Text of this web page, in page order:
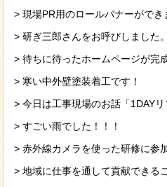
> 現場PR用のロールバナーができ
> 研ぎ三郎さんをお呼びしました。
> 待ちに待ったホームページが完
> 寒い中外壁塗装着工です！
> 今日は工事現場のお話「1DAYリ
> すごい雨でした！！！
> 赤外線カメラを使った研修に参
> 地域に仕事を通して貢献できる